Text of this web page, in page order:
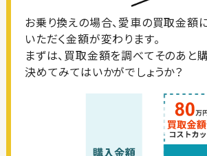
お乗り換えの場合、愛車の買取金額
いただく金額が変わります。
まずは、買取金額を調べてそのあと
決めてみてはいかがでしょうか？